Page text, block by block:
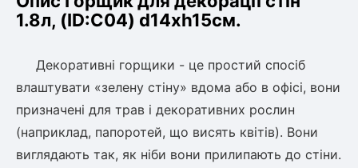
1.8л, (ID:C04) d14хh15см.
Декоративні горщики - це простий спосіб
влаштувати «зелену стіну» вдома або в офісі, вони
призначені для трав і декоративних рослин
(наприклад, папоротей, що висять квітів). Вони
виглядають так, як ніби вони прилипають до стіни.